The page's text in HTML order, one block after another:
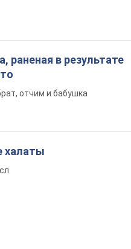
раненая в результате
отчим и бабушка
халаты